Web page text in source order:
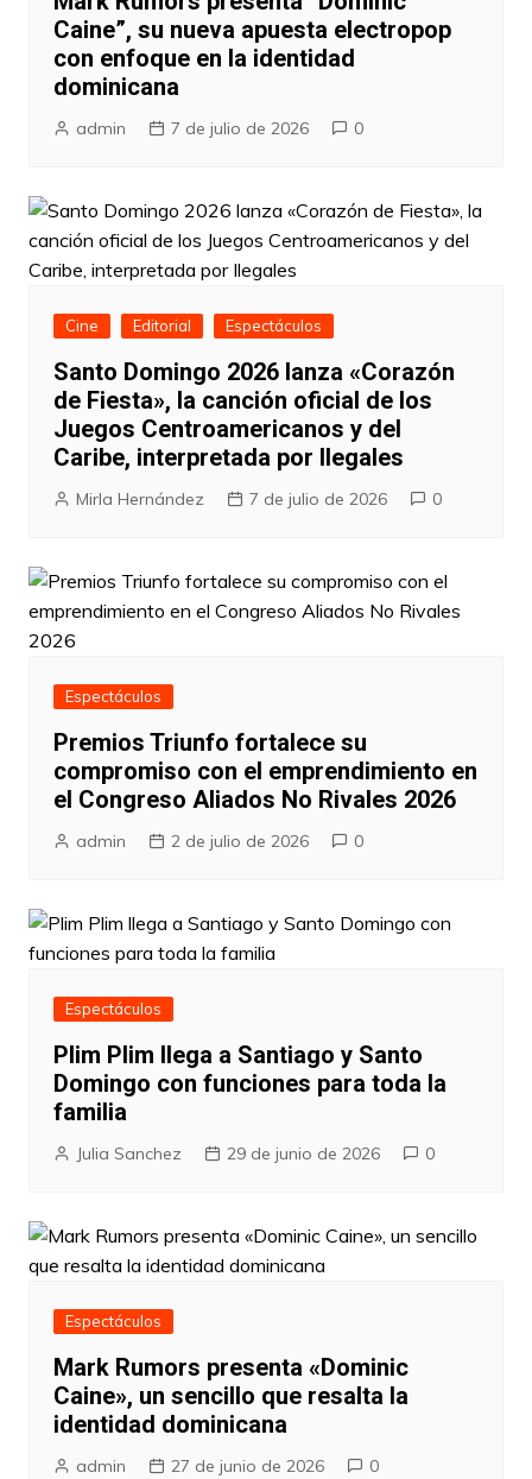
Caine”, su nueva apuesta electropop
con enfoque en la identidad
dominicana
admin 7 de julio de 2026 0
Cine Editorial Espectáculos
Santo Domingo 2026 lanza «Corazón
de Fiesta», la canción oficial de los
Juegos Centroamericanos y del
Caribe, interpretada por Ilegales
Mirla Hernández 7 de julio de 2026 0
Espectáculos
Premios Triunfo fortalece su
compromiso con el emprendimiento en
el Congreso Aliados No Rivales 2026
admin 2 de julio de 2026 0
Espectáculos
Plim Plim llega a Santiago y Santo
Domingo con funciones para toda la
familia
Julia Sanchez 29 de junio de 2026 0
Espectáculos
Mark Rumors presenta «Dominic
Caine», un sencillo que resalta la
identidad dominicana
admin 27 de junio de 2026 0